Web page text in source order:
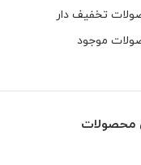
تخفیف دار
موجود
محصولات